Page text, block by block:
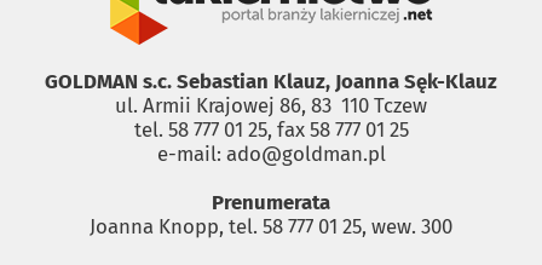
GOLDMAN s.c. Sebastian Klauz, Joanna Sęk-Klauz
ul. Armii Krajowej 86, 83 ­ 110 Tczew
tel. 58 777 01 25, fax 58 777 01 25
e-mail: ado@goldman.pl
Prenumerata
Joanna Knopp, tel. 58 777 01 25, wew. 300